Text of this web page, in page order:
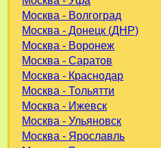
Москва - Волгоград
Москва - Донецк (ДНР)
Москва - Воронеж
Москва - Саратов
Москва - Краснодар
Москва - Тольятти
Москва - Ижевск
Москва - Ульяновск
Москва - Ярославль